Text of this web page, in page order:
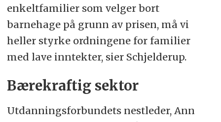
enkeltfamilier som velger bort
barnehage på grunn av prisen, må vi
heller styrke ordningene for familier
med lave inntekter, sier Schjelderup.
Bærekraftig sektor
Utdanningsforbundets nestleder, Ann